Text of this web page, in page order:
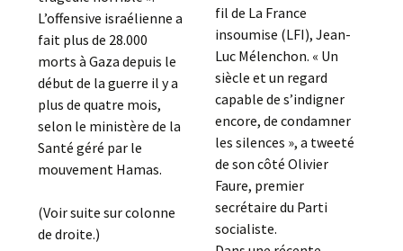
L’offensive israélienne a
fait plus de 28.000
morts à Gaza depuis le
début de la guerre il y a
plus de quatre mois,
selon le ministère de la
Santé géré par le
mouvement Hamas.
(Voir suite sur colonne
de droite.)
fil de La France
insoumise (LFI), Jean-
Luc Mélenchon. « Un
siècle et un regard
capable de s’indigner
encore, de condamner
les silences », a tweeté
de son côté Olivier
Faure, premier
secrétaire du Parti
socialiste.